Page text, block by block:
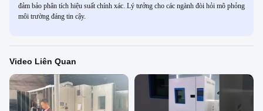
đảm bảo phân tích hiệu suất chính xác. Lý tưởng cho các ngành đòi hỏi mô phỏng
môi trường đáng tin cậy.
Video Liên Quan